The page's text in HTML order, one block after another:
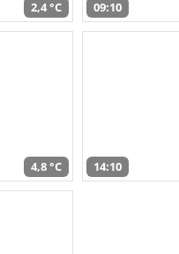
2,4 °C 09:10
4,8 °C 14:10